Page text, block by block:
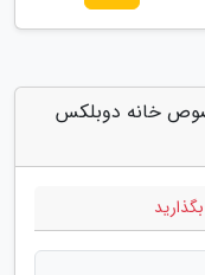
خانه دوبلکس